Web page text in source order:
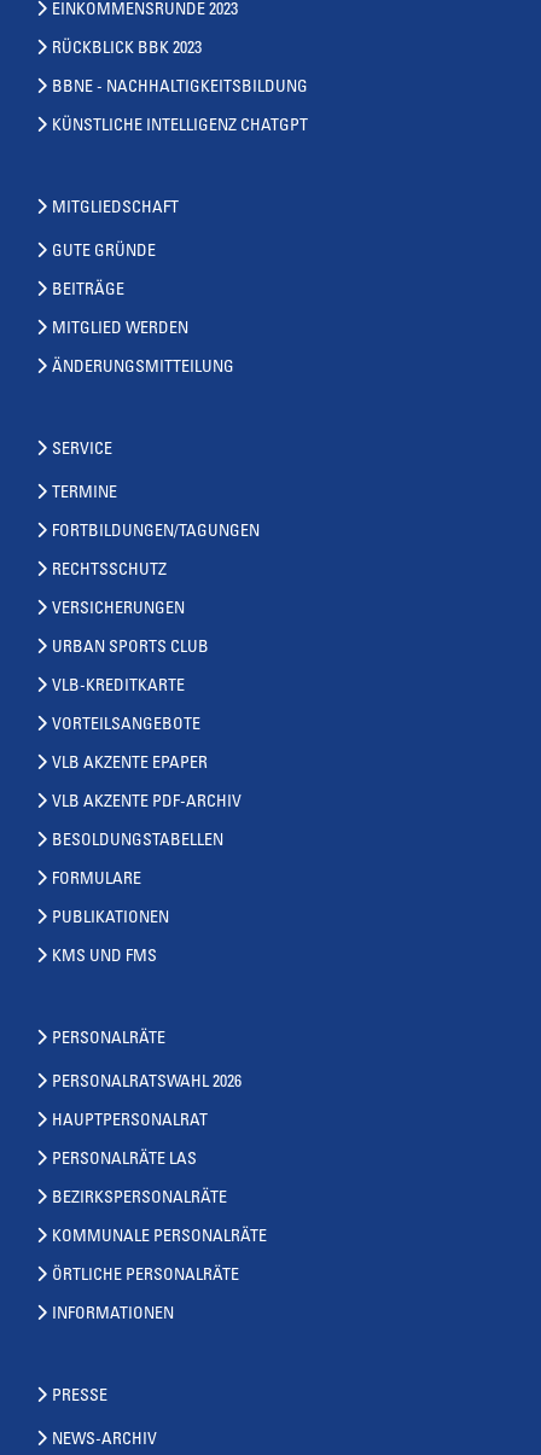
EINKOMMENSRUNDE 2023
RÜCKBLICK BBK 2023
BBNE - NACHHALTIGKEITSBILDUNG
KÜNSTLICHE INTELLIGENZ CHATGPT
MITGLIEDSCHAFT
GUTE GRÜNDE
BEITRÄGE
MITGLIED WERDEN
ÄNDERUNGSMITTEILUNG
SERVICE
TERMINE
FORTBILDUNGEN/TAGUNGEN
RECHTSSCHUTZ
VERSICHERUNGEN
URBAN SPORTS CLUB
VLB-KREDITKARTE
VORTEILSANGEBOTE
VLB AKZENTE EPAPER
VLB AKZENTE PDF-ARCHIV
BESOLDUNGSTABELLEN
FORMULARE
PUBLIKATIONEN
KMS UND FMS
PERSONALRÄTE
PERSONALRATSWAHL 2026
HAUPTPERSONALRAT
PERSONALRÄTE LAS
BEZIRKSPERSONALRÄTE
KOMMUNALE PERSONALRÄTE
ÖRTLICHE PERSONALRÄTE
INFORMATIONEN
PRESSE
NEWS-ARCHIV